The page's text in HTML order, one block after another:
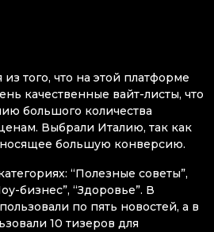
того, что на этой платформе
качественные вайт-листы, что
большого количества
Выбрали Италию, так как
большую конверсию.
“Полезные советы”,
бизнес”, “Здоровье”. В
по пять новостей, а в
10 тизеров для